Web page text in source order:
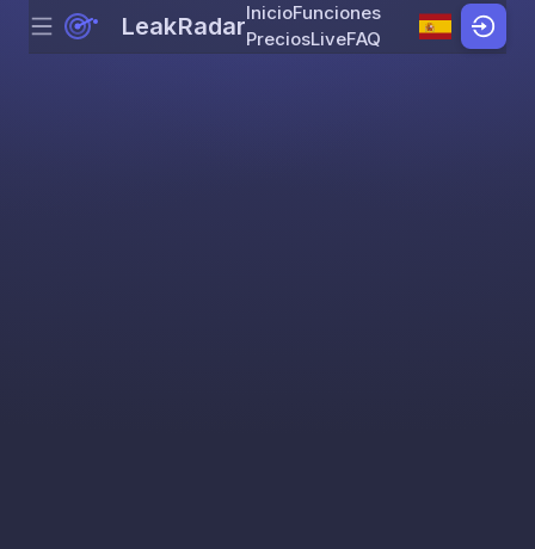
Skip to content
Menu LeakRadarInicioFunciones
PreciosLiveFAQ